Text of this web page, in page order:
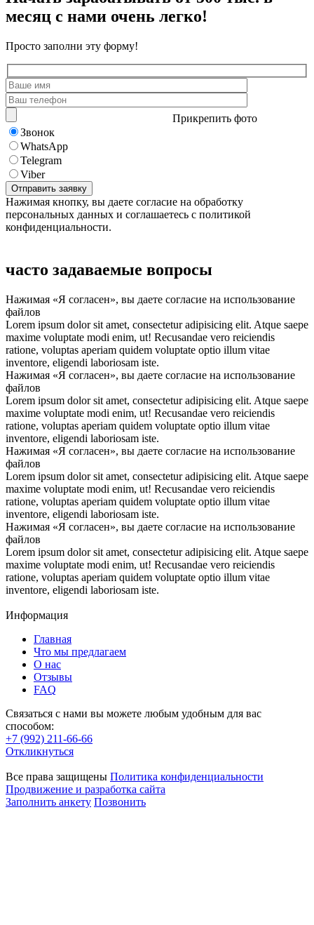
месяц с нами очень легко!
Просто заполни эту форму!
Прикрепить фото
Звонок
WhatsApp
Telegram
Viber
Нажимая кнопку, вы даете согласие на обработку
персональных данных и соглашаетесь с политикой
конфиденциальности.
часто задаваемые вопросы
Нажимая «Я согласен», вы даете согласие на использование
файлов
Lorem ipsum dolor sit amet, consectetur adipisicing elit. Atque saepe
maxime voluptate modi enim, ut! Recusandae vero reiciendis
ratione, voluptas aperiam quidem voluptate optio illum vitae
inventore, eligendi laboriosam iste.
Нажимая «Я согласен», вы даете согласие на использование
файлов
Lorem ipsum dolor sit amet, consectetur adipisicing elit. Atque saepe
maxime voluptate modi enim, ut! Recusandae vero reiciendis
ratione, voluptas aperiam quidem voluptate optio illum vitae
inventore, eligendi laboriosam iste.
Нажимая «Я согласен», вы даете согласие на использование
файлов
Lorem ipsum dolor sit amet, consectetur adipisicing elit. Atque saepe
maxime voluptate modi enim, ut! Recusandae vero reiciendis
ratione, voluptas aperiam quidem voluptate optio illum vitae
inventore, eligendi laboriosam iste.
Нажимая «Я согласен», вы даете согласие на использование
файлов
Lorem ipsum dolor sit amet, consectetur adipisicing elit. Atque saepe
maxime voluptate modi enim, ut! Recusandae vero reiciendis
ratione, voluptas aperiam quidem voluptate optio illum vitae
inventore, eligendi laboriosam iste.
Информация
Главная
Что мы предлагаем
О нас
Отзывы
FAQ
Связаться с нами вы можете любым удобным для вас
способом:
+7 (992) 211-66-66
Откликнуться
Все права защищены Политика конфиденциальности
Продвижение и разработка сайта
Заполнить анкету Позвонить